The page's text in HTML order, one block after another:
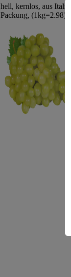
hell, kernlos, aus
Packung, (1kg=2.98)